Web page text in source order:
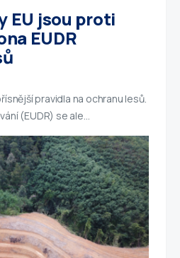
EU jsou proti
EUDR
pravidla na ochranu lesů.
(EUDR) se ale…